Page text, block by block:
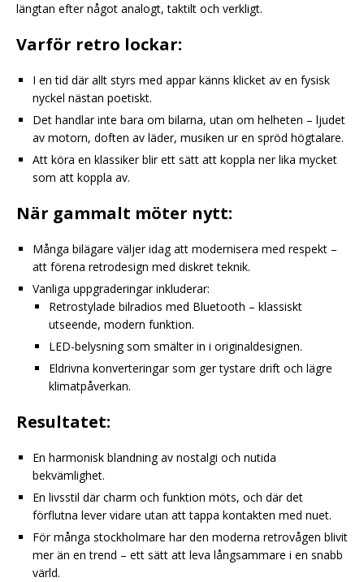
längtan efter något analogt, taktilt och verkligt.
Varför retro lockar:
I en tid där allt styrs med appar känns klicket av en fysisk
nyckel nästan poetiskt.
Det handlar inte bara om bilarna, utan om helheten – ljudet
av motorn, doften av läder, musiken ur en spröd högtalare.
Att köra en klassiker blir ett sätt att koppla ner lika mycket
som att koppla av.
När gammalt möter nytt:
Många bilägare väljer idag att modernisera med respekt –
att förena retrodesign med diskret teknik.
Vanliga uppgraderingar inkluderar:
Retrostylade bilradios med Bluetooth – klassiskt
utseende, modern funktion.
LED-belysning som smälter in i originaldesignen.
Eldrivna konverteringar som ger tystare drift och lägre
klimatpåverkan.
Resultatet:
En harmonisk blandning av nostalgi och nutida
bekvämlighet.
En livsstil där charm och funktion möts, och där det
förflutna lever vidare utan att tappa kontakten med nuet.
För många stockholmare har den moderna retrovågen blivit
mer än en trend – ett sätt att leva långsammare i en snabb
värld.